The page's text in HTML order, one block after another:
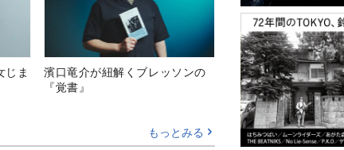
じま
濱口竜介が紐解くブレッソンの
『覚書』
もっとみる